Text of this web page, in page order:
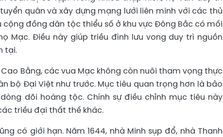
quân và xây dựng mạng lưới liên minh với các thủ
cộng đồng dân tộc thiểu số ở khu vực Đông Bắc có mối
Mạc. Điều này giúp triều đình lưu vong duy trì nguồn
tại.
Bằng, các vua Mạc không còn nuôi tham vọng thực
bộ Đại Việt như trước. Mục tiêu quan trọng hơn là bảo
dõi hoàng tộc. Chính sự điều chỉnh mục tiêu này
triều đại thất thế khác.
có giới hạn. Năm 1644, nhà Minh sụp đổ, nhà Thanh